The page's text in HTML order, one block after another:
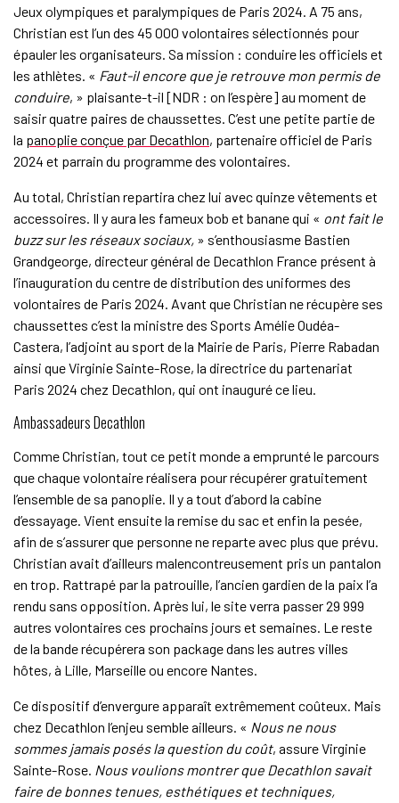
Jeux olympiques et paralympiques de Paris 2024. A 75 ans,
Christian est l’un des 45 000 volontaires sélectionnés pour
épauler les organisateurs. Sa mission : conduire les officiels et
les athlètes. « Faut-il encore que je retrouve mon permis de
conduire, » plaisante-t-il [NDR : on l’espère] au moment de
saisir quatre paires de chaussettes. C’est une petite partie de
la panoplie conçue par Decathlon, partenaire officiel de Paris
2024 et parrain du programme des volontaires.
Au total, Christian repartira chez lui avec quinze vêtements et
accessoires. Il y aura les fameux bob et banane qui « ont fait le
buzz sur les réseaux sociaux,» s’enthousiasme Bastien
Grandgeorge, directeur général de Decathlon France présent à
l’inauguration du centre de distribution des uniformes des
volontaires de Paris 2024. Avant que Christian ne récupère ses
chaussettes c’est la ministre des Sports Amélie Oudéa-
Castera, l’adjoint au sport de la Mairie de Paris, Pierre Rabadan
ainsi que Virginie Sainte-Rose, la directrice du partenariat
Paris 2024 chez Decathlon, qui ont inauguré ce lieu.
Ambassadeurs Decathlon
Comme Christian, tout ce petit monde a emprunté le parcours
que chaque volontaire réalisera pour récupérer gratuitement
l’ensemble de sa panoplie. Il y a tout d’abord la cabine
d’essayage. Vient ensuite la remise du sac et enfin la pesée,
afin de s’assurer que personne ne reparte avec plus que prévu.
Christian avait d’ailleurs malencontreusement pris un pantalon
en trop. Rattrapé par la patrouille, l’ancien gardien de la paix l’a
rendu sans opposition. Après lui, le site verra passer 29 999
autres volontaires ces prochains jours et semaines. Le reste
de la bande récupérera son package dans les autres villes
hôtes, à Lille, Marseille ou encore Nantes.
Ce dispositif d’envergure apparaît extrêmement coûteux. Mais
chez Decathlon l’enjeu semble ailleurs. « Nous ne nous
sommes jamais posés la question du coût, assure Virginie
Sainte-Rose. Nous voulions montrer que Decathlon savait
faire de bonnes tenues, esthétiques et techniques,